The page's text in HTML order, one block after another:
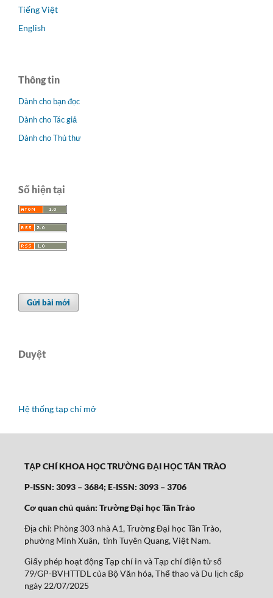
Tiếng Việt
English
Thông tin
Dành cho bạn đọc
Dành cho Tác giả
Dành cho Thủ thư
Số hiện tại
Gửi bài mới
Duyệt
Hệ thống tạp chí mở
TẠP CHÍ KHOA HỌC TRƯỜNG ĐẠI HỌC TÂN TRÀO
P-ISSN: 3093 – 3684; E-ISSN: 3093 – 3706
Cơ quan chủ quản: Trường Đại học Tân Trào
Địa chỉ: Phòng 303 nhà A1, Trường Đại học Tân Trào,
phường Minh Xuân, tỉnh Tuyên Quang, Việt Nam.
Giấy phép hoạt động Tạp chí in và Tạp chí điện tử số
79/GP-BVHTTDL của Bộ Văn hóa, Thể thao và Du lịch cấp
ngày 22/07/2025